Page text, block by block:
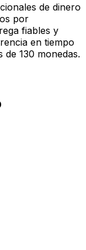
de dinero
por
fiables y
en tiempo
de 130 monedas.